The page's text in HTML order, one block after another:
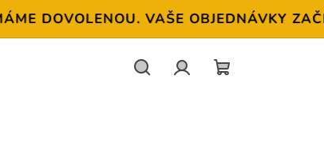
DOVOLENOU. VAŠE OBJEDNÁVKY